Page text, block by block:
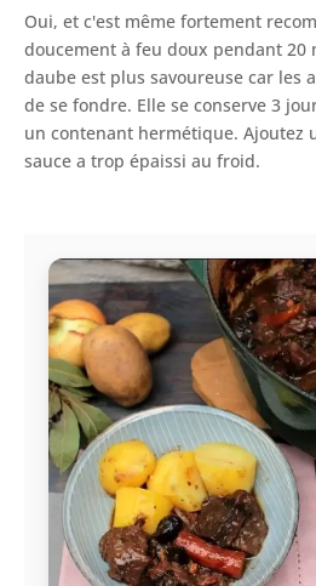
Oui, et c'est même fortement
doucement à feu doux pendant 20
daube est plus savoureuse car les
de se fondre. Elle se conserve 3
un contenant hermétique. Ajoutez
sauce a trop épaissi au froid.